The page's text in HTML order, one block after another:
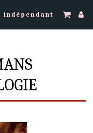
indépendant